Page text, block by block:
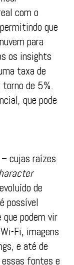
com o
permitindo que
para
os insights
taxa de
torno de 5%.
que pode
cujas raízes
de
possível
podem vir
Fi, imagens
e até de
fontes e